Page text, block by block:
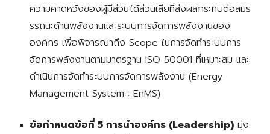
ความคาดหวังของผู้มีส่วนได้ส่วนเสียที่ส่งผลกระทบต่อสมร
รรถนะด้านพลังงานและระบบการจัดการพลังงานของ
องค์กร เพื่อพิจารณาถึง Scope ในการจัดทำระบบการ
จัดการพลังงานตามมาตรฐาน ISO 50001 ที่เหมาะสม และ
ดำเนินการจัดทำระบบการจัดการพลังงาน (Energy
Management System : EnMS)
ข้อกำหนดข้อที่ 5 การนำองค์กร (Leadership) มุ่ง